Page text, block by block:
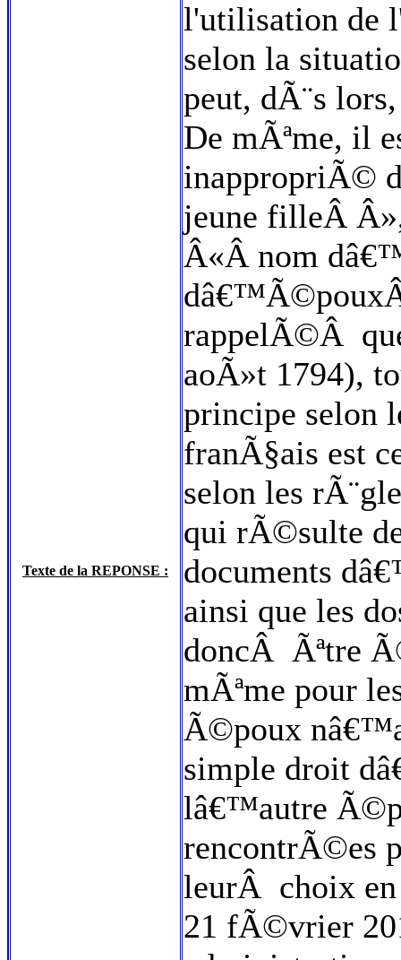
Texte de la REPONSE :
l'utilisation de
selon la
peut, dÃ¨s
De mÃªme, il
inappropriÃ©
jeune filleÂ
Â«Â nom
rappelÃ©Â
aoÃ»t 1794),
principe selon
franÃ§ais est
selon les
qui rÃ©sulte
documents
ainsi que les
doncÂ Ãªtre
mÃªme pour
Ã©poux
simple droit
lâ€™autre
rencontrÃ©es
leurÂ choix en
21 fÃ©vrier